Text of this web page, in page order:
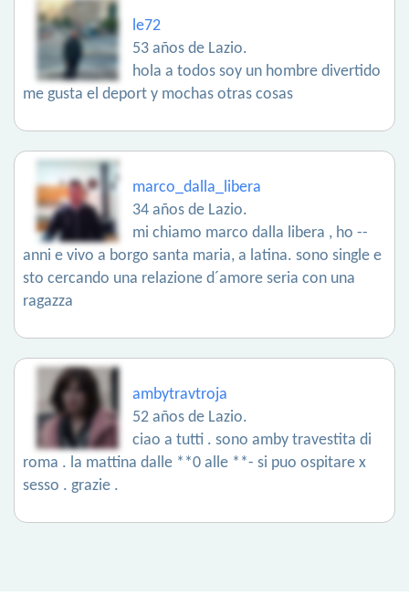
le72
53 años de Lazio.
hola a todos soy un hombre divertido
me gusta el deport y mochas otras cosas
marco_dalla_libera
34 años de Lazio.
mi chiamo marco dalla libera , ho --
anni e vivo a borgo santa maria, a latina. sono single e
sto cercando una relazione d´amore seria con una
ragazza
ambytravtroja
52 años de Lazio.
ciao a tutti . sono amby travestita di
roma . la mattina dalle **0 alle **- si puo ospitare x
sesso . grazie .